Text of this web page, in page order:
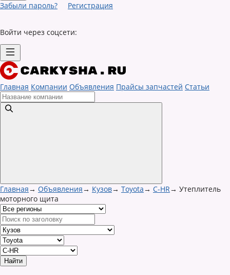
Забыли пароль? Регистрация
Войти через соцсети:
Главная Компании Объявления Прайсы запчастей Статьи
Главная→ Объявления→ Кузов→ Toyota→ C-HR→ Утеплитель
моторного щита